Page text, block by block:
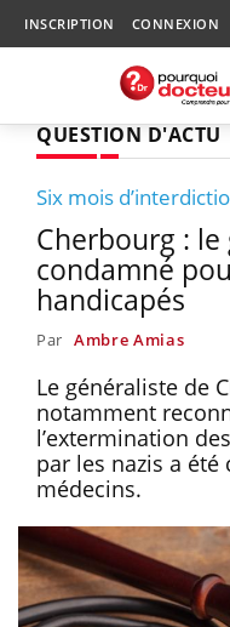
INSCRIPTION CONNEXION
QUESTION D'ACTU
Six mois
Cherbourg :
condamné
handicapés
Par Ambre Amias
Le généraliste de
notamment
l’extermination
par les nazis a été
médecins.